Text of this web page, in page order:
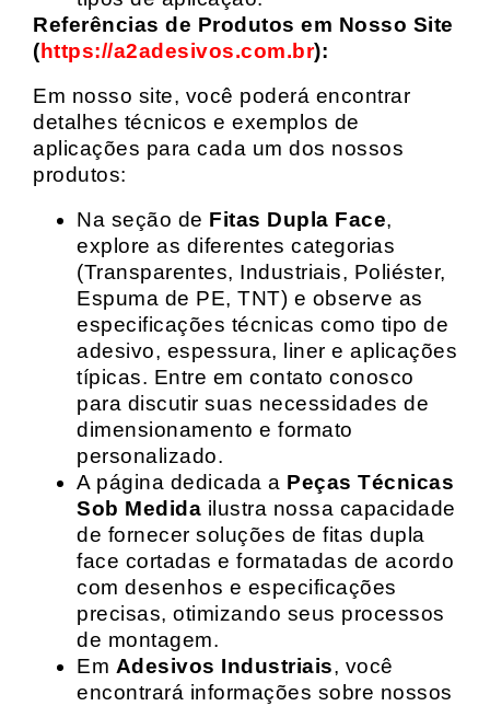
Referências de Produtos em Nosso Site
(https://a2adesivos.com.br):
Em nosso site, você poderá encontrar
detalhes técnicos e exemplos de
aplicações para cada um dos nossos
produtos:
Na seção de Fitas Dupla Face,
explore as diferentes categorias
(Transparentes, Industriais, Poliéster,
Espuma de PE, TNT) e observe as
especificações técnicas como tipo de
adesivo, espessura, liner e aplicações
típicas. Entre em contato conosco
para discutir suas necessidades de
dimensionamento e formato
personalizado.
A página dedicada a Peças Técnicas
Sob Medida ilustra nossa capacidade
de fornecer soluções de fitas dupla
face cortadas e formatadas de acordo
com desenhos e especificações
precisas, otimizando seus processos
de montagem.
Em Adesivos Industriais, você
encontrará informações sobre nossos